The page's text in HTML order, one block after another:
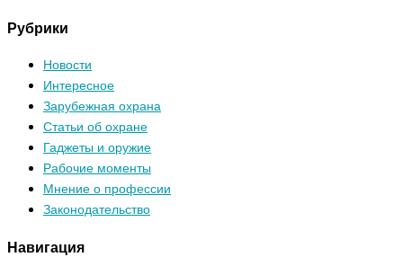
Рубрики
Новости
Интересное
Зарубежная охрана
Статьи об охране
Гаджеты и оружие
Рабочие моменты
Мнение о профессии
Законодательство
Навигация